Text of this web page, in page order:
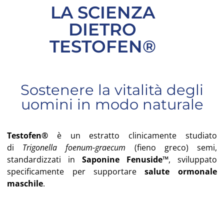
LA SCIENZA
DIETRO
TESTOFEN®
Sostenere la vitalità degli
uomini in modo naturale
Testofen® è un estratto clinicamente studiato
di Trigonella foenum-graecum (fieno greco) semi,
standardizzati in Saponine Fenuside™, sviluppato
specificamente per supportaresalute ormonale
maschile.